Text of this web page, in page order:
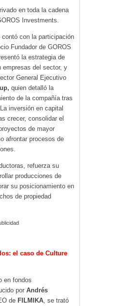
en toda la cadena
Investments.
con la participación
Fundador de GOROS
la estrategia de
empresas del sector, y
General Ejecutivo
quien detalló la
de la compañía tras
inversión en capital
crecer, consolidar el
de mayor
afrontar procesos de
refuerza su
producciones de
su posicionamiento en
de propiedad
el caso de Culture
en fondos
por Andrés
de FILMIKA , se trató